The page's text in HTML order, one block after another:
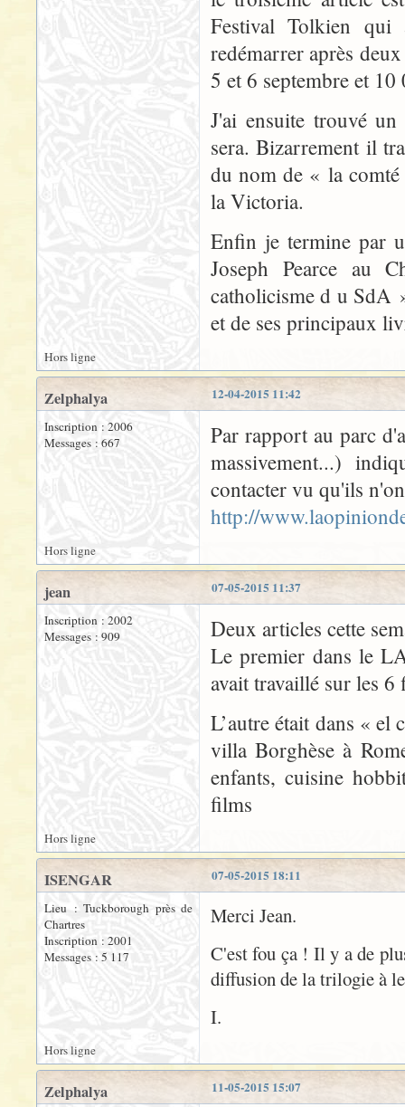
Festival Tolkien qui
redémarrer après
5 et 6 septembre et 10
J'ai ensuite trouvé
sera. Bizarrement il
du nom de « la
la Victoria.
Enfin je termine par
Joseph Pearce au
catholicisme d u SdA
et de ses principaux
Hors ligne
12-04-2015 11:42
Zelphalya
Inscription : 2006
Messages : 667
Par rapport au parc
massivement...)
contacter vu qu'ils
http://
Hors ligne
07-05-2015 11:37
jean
Inscription : 2002
Messages : 909
Deux articles cette
Le premier dans le
avait travaillé sur les
L’autre était dans « el
villa Borghèse à
enfants, cuisine
films
Hors ligne
07-05-2015 18:11
ISENGAR
Lieu : Tuckborough près de
Chartres
Inscription : 2001
Messages : 5 117
Merci Jean.
C'est fou ça ! Il y a de
diffusion de la trilogie à
I.
Hors ligne
11-05-2015 15:07
Zelphalya